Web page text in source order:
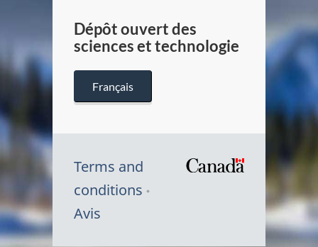
Dépôt ouvert des
sciences et technologie
Français
Terms and
conditions
Avis
Symbole